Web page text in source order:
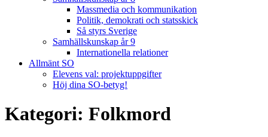
Massmedia och kommunikation
Politik, demokrati och statsskick
Så styrs Sverige
Samhällskunskap år 9
Internationella relationer
Allmänt SO
Elevens val: projektuppgifter
Höj dina SO-betyg!
Kategori: Folkmord